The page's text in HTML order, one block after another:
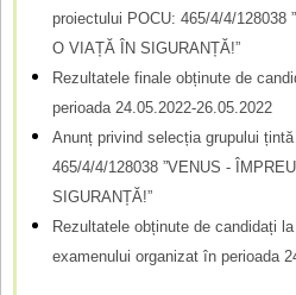
d
proiectului POCU: 465/4/4/128038
O VIAȚĂ ÎN SIGURANȚĂ!”
Rezultatele finale obținute de
perioada 24.05.2022-26.05.2022
Anunț privind selecția grupului
465/4/4/128038 ”VENUS -
SIGURANȚĂ!”
Rezultatele obținute de candidați
examenului organizat în perioada